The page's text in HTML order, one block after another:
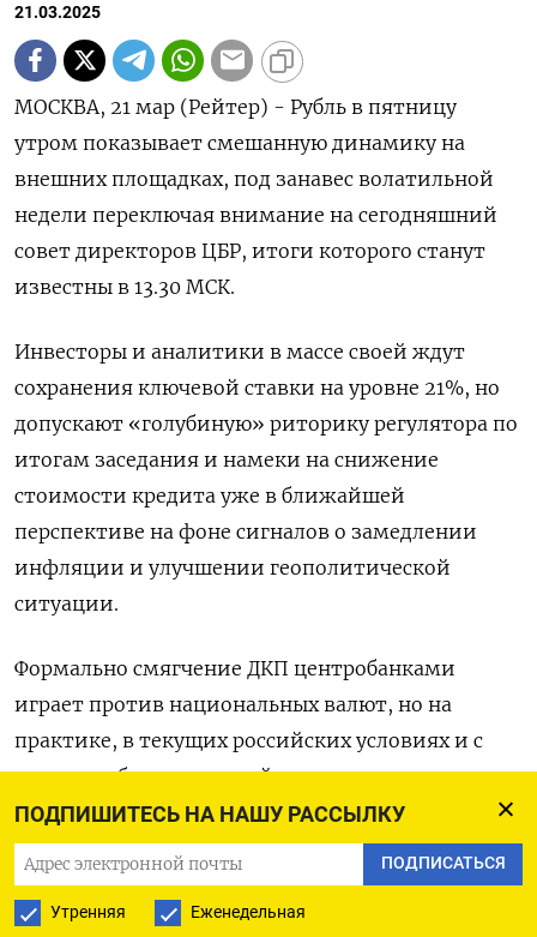
ПОДПИШИТЕСЬ НА НАШУ РАССЫЛКУ
ПОДПИСАТЬСЯ
Утренняя Еженедельная
21.03.2025
МОСКВА, 21 мар (Рейтер) - Рубль в пятницу
утром показывает смешанную динамику на
внешних площадках, под занавес волатильной
недели переключая внимание на сегодняшний
совет директоров ЦБР, итоги которого станут
известны в 13.30 МСК.
Инвесторы и аналитики в массе своей ждут
сохранения ключевой ставки на уровне 21%, но
допускают «голубиную» риторику регулятора по
итогам заседания и намеки на снижение
стоимости кредита уже в ближайшей
перспективе на фоне сигналов о замедлении
инфляции и улучшении геополитической
ситуации.
Формально смягчение ДКП центробанками
играет против национальных валют, но на
практике, в текущих российских условиях и с
учетом наблюдаемых сейчас
внешнеполитических подвижек такие действия
Банка России могут подыграть курсу рубля на
короткой дистанции, а негативный эффект
проявится позднее, уже после реального